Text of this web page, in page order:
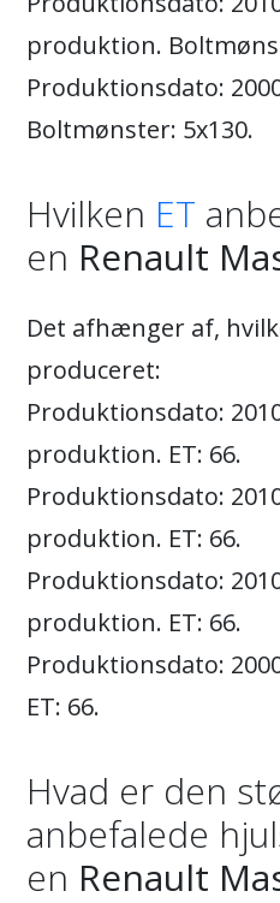
produktion.
Produktionsdato:
Boltmønster: 5x130.
Hvilken ET
en Renault
Det afhænger af,
produceret:
Produktionsdato:
produktion. ET: 66.
Produktionsdato:
produktion. ET: 66.
Produktionsdato:
produktion. ET: 66.
Produktionsdato:
ET: 66.
Hvad er den
anbefalede
en Renault